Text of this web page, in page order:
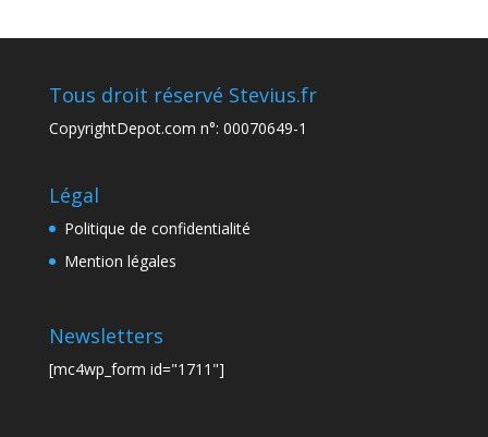
Tous droit réservé Stevius.fr
CopyrightDepot.com n°: 00070649-1
Légal
Politique de confidentialité
Mention légales
Newsletters
[mc4wp_form id="1711"]